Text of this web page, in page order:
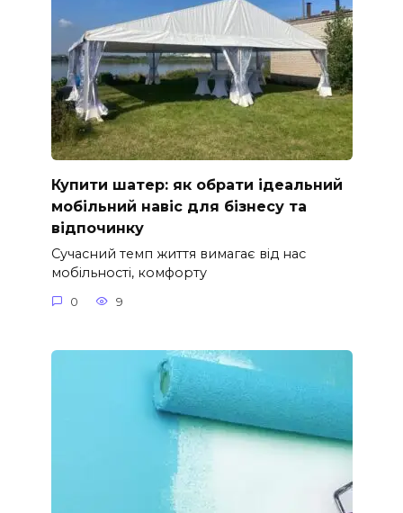
Купити шатер: як обрати ідеальний
мобільний навіс для бізнесу та
відпочинку
Сучасний темп життя вимагає від нас
мобільності, комфорту
0 9